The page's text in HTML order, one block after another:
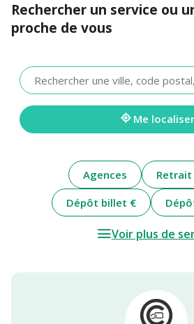
Rechercher un service ou
proche de vous
Veuillez
renseigner
une
adresse
Me localiser
Agences
Dépôt billet €
Voir plus de